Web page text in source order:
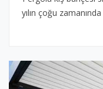
yılın çoğu